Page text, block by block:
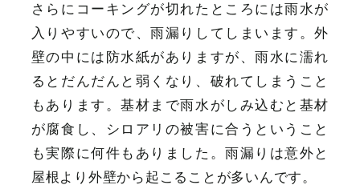
さらにコーキングが切れたところには雨水が
入りやすいので、雨漏りしてしまいます。外
壁の中には防水紙がありますが、雨水に濡れ
るとだんだんと弱くなり、破れてしまうこと
もあります。基材まで雨水がしみ込むと基材
が腐食し、シロアリの被害に合うということ
も実際に何件もありました。雨漏りは意外と
屋根より外壁から起こることが多いんです。